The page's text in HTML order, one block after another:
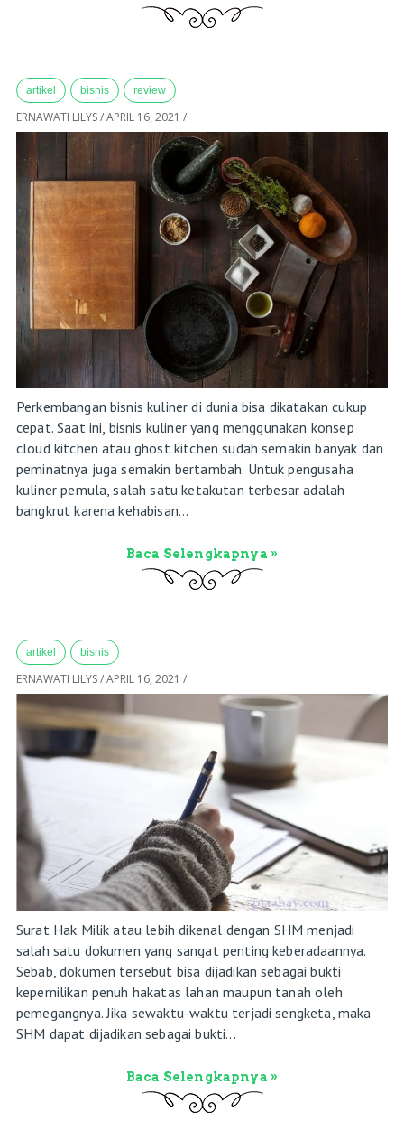
artikel bisnis review
ERNAWATI LILYS/APRIL 16, 2021 /
Perkembangan bisnis kuliner di dunia bisa dikatakan cukup
cepat. Saat ini, bisnis kuliner yang menggunakan konsep
cloud kitchen atau ghost kitchen sudah semakin banyak dan
peminatnya juga semakin bertambah. Untuk pengusaha
kuliner pemula, salah satu ketakutan terbesar adalah
bangkrut karena kehabisan...
Baca Selengkapnya »
artikel bisnis
ERNAWATI LILYS/APRIL 16, 2021 /
Surat Hak Milik atau lebih dikenal dengan SHM menjadi
salah satu dokumen yang sangat penting keberadaannya.
Sebab, dokumen tersebut bisa dijadikan sebagai bukti
kepemilikan penuh hakatas lahan maupun tanah oleh
pemegangnya. Jika sewaktu-waktu terjadi sengketa, maka
SHM dapat dijadikan sebagai bukti...
Baca Selengkapnya »